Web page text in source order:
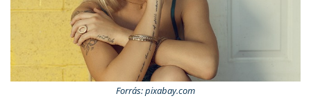
Forrás: pixabay.com